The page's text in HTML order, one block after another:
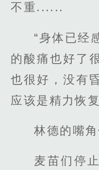
不重......
“身体已经
的酸痛也好了
也很好，没有
应该是精力恢
林德的嘴角
麦苗们停